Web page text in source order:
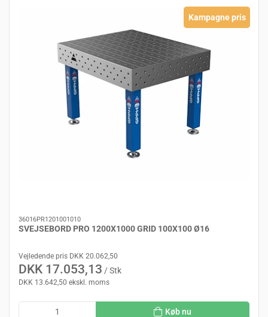
Kampagne pris
36016PR1201001010
SVEJSEBORD PRO 1200X1000 GRID 100X100 Ø16
Vejledende pris DKK 20.062,50
DKK 17.053,13 / Stk
DKK 13.642,50 ekskl. moms
Køb nu